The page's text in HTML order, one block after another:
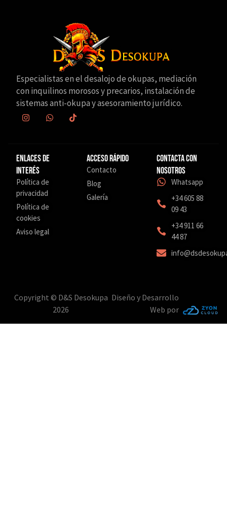
Especialistas en el desalojo de okupas, mediación
con inquilinos morosos y precarios, instalación de
sistemas anti-okupa y asesoramiento jurídico.
Enlaces de
interés
Política de
privacidad
Política de
cookies
Aviso legal
Acceso Rápido
Contacto
Blog
Galería
Contacta con
nosotros
Whatsapp
+34 605 88
09 43
‎+34 911 66
44 87
Copyright © D&S Desokupa
2026
Diseño y Desarrollo
Web por